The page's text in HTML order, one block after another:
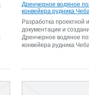
Дренчерное водяное
конвейера рудника
Разработка проектной
документации и
Дренчерное водяное
конвейера рудника